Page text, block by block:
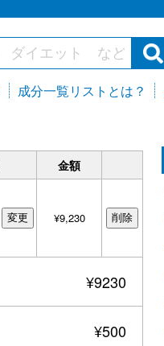
成分一覧リストとは？
金額
¥9,230
¥9230
¥500